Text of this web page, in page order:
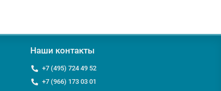
Наши контакты
+7 (495) 724 49 52
+7 (966) 173 03 01